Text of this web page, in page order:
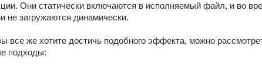
Они статически включаются в исполняемый файл, и во
не загружаются динамически.
все же хотите достичь подобного эффекта, можно
подходы: